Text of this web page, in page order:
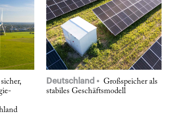
Deutschland
Großspeicher als
stabiles Geschäftsmodell